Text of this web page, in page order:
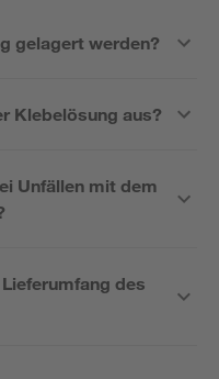
gelagert werden?
Klebelösung aus?
Unfällen mit dem
des